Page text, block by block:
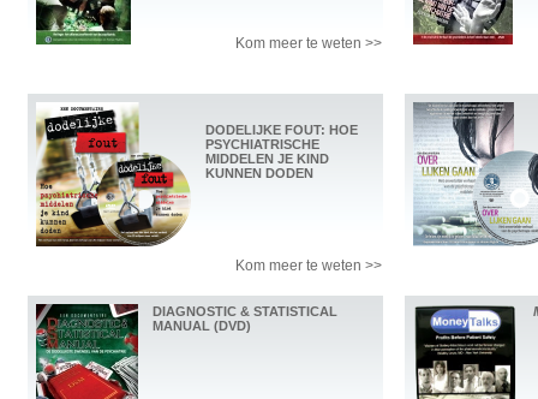
Kom meer te weten >>
DODELIJKE FOUT: HOE
PSYCHIATRISCHE
MIDDELEN JE KIND
KUNNEN DODEN
Kom meer te weten >>
DIAGNOSTIC & STATISTICAL
MANUAL (DVD)